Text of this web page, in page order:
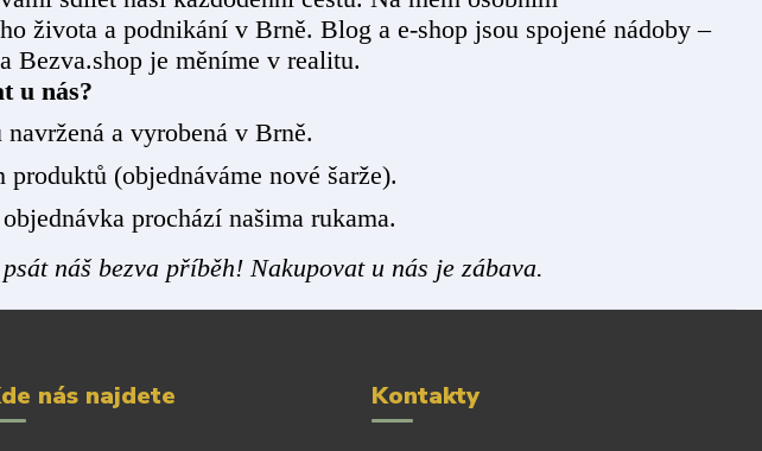
života a podnikání v Brně. Blog a e-shop jsou spojené nádoby –
Bezva.shop je měníme v realitu.
u nás?
navržená a vyrobená v Brně.
(objednáváme nové šarže).
prochází našima rukama.
náš bezva příběh! Nakupovat u nás je zábava.
nás najdete Kontakty